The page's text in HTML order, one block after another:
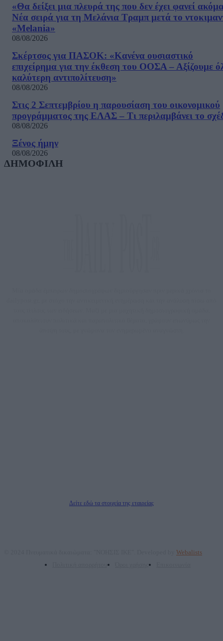
«Θα δείξει μια πλευρά της που δεν έχει φανεί
Νέα σειρά για τη Μελάνια Τραμπ μετά το
«Melania»
08/08/2026
Σκέρτσος για ΠΑΣΟΚ: «Κανένα ουσιαστικό
επιχείρημα για την έκθεση του ΟΟΣΑ – Αξίζουμε
καλύτερη αντιπολίτευση»
08/08/2026
Στις 2 Σεπτεμβρίου η παρουσίαση του οικονομικού
προγράμματος της ΕΛΑΣ – Τι περιλαμβάνει το
08/08/2026
Ξένος ήμην
08/08/2026
ΔΗΜΟΦΙΛΗ
Δείτε εδώ τα στοιχεία της εταιρείας
Webalists